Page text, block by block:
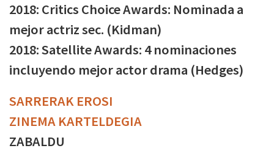
2018: Critics Choice Awards: Nominada a
mejor actriz sec. (Kidman)
2018: Satellite Awards: 4 nominaciones
incluyendo mejor actor drama (Hedges)
SARRERAK EROSI
ZINEMA KARTELDEGIA
ZABALDU